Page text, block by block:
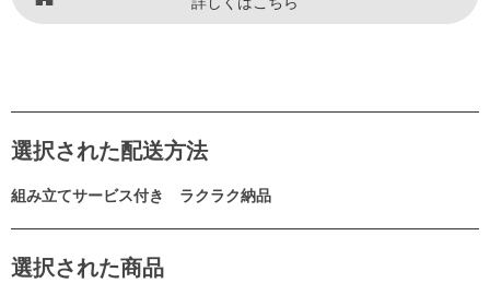
選択された配送方法
組み立てサービス付き ラクラク納品
選択された商品